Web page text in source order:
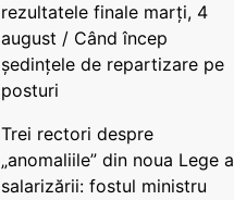
rezultatele finale marți, 4
august / Când încep
ședințele de repartizare pe
posturi
Trei rectori despre
„anomaliile” din noua Lege a
salarizării: fostul ministru